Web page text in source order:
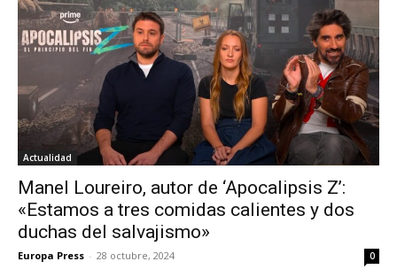
Actualidad
Manel Loureiro, autor de ‘Apocalipsis Z’:
«Estamos a tres comidas calientes y dos
duchas del salvajismo»
Europa Press - 28 octubre, 2024 0